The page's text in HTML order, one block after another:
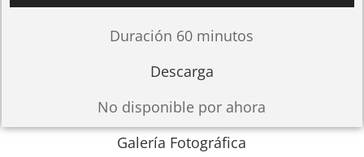
de
Duración 60 minutos
Descarga
No disponible por ahora
Galería Fotográfica